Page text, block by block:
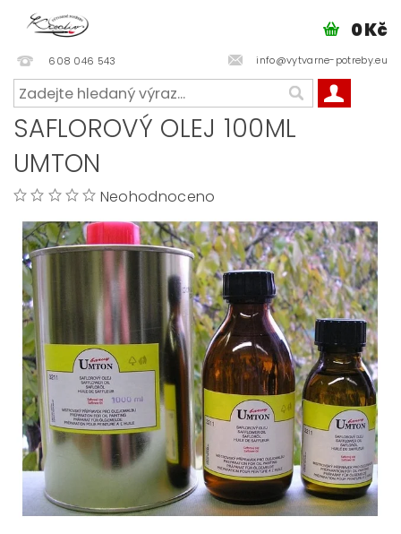
608 046 543 info@vytvarne-potreby.eu
0 Kč
SAFLOROVÝ OLEJ 100ML
UMTON
Neohodnoceno